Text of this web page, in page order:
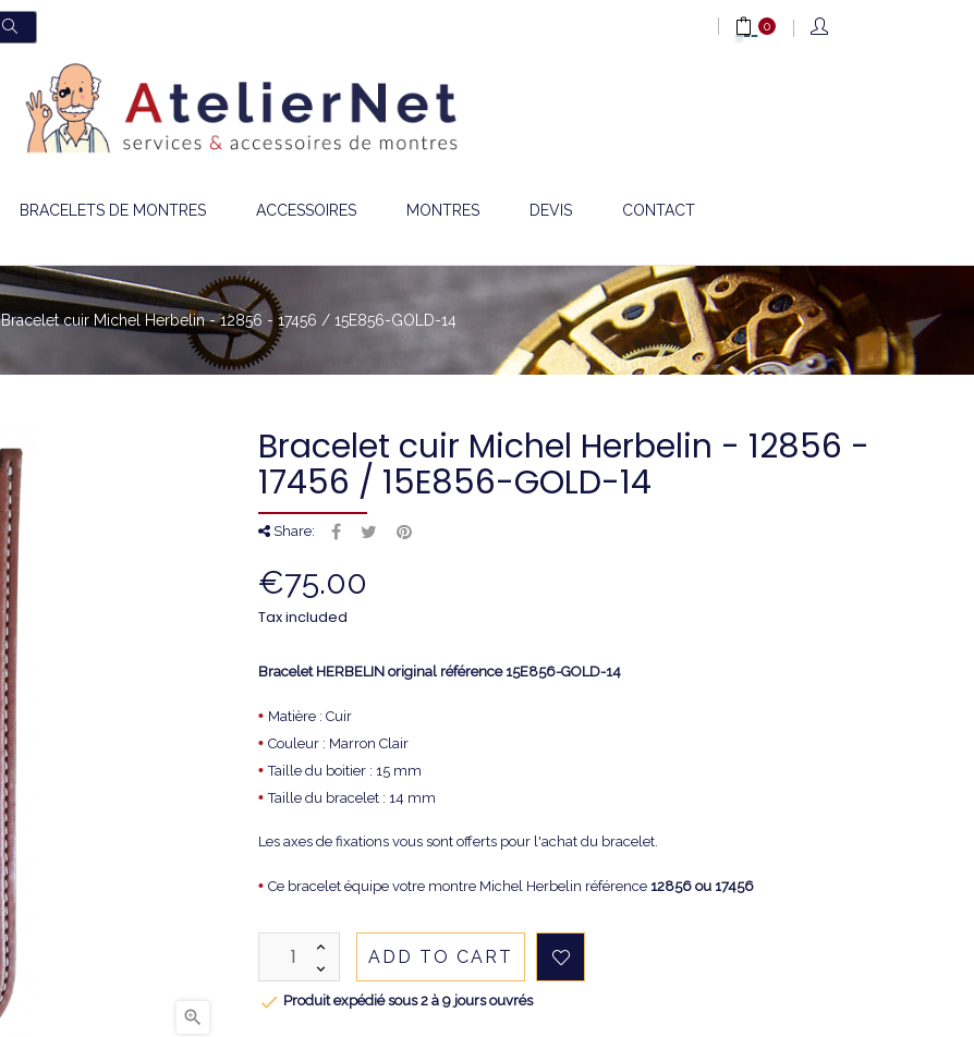
0
BRACELETS DE MONTRES ACCESSOIRES MONTRES DEVIS CONTACT
Bracelet cuir Michel Herbelin - 12856 - 17456 / 15E856-GOLD-14

Bracelet cuir Michel Herbelin - 12856 -
17456 / 15E856-GOLD-14
Share:
€75.00
Tax included
Bracelet HERBELIN original référence 15E856-GOLD-14
• Matière : Cuir
• Couleur : Marron Clair
•Taille du boitier : 15 mm
•Taille du bracelet : 14 mm
Les axes de fixations vous sont offerts pour l'achat du bracelet.
• Ce bracelet équipe votre montre Michel Herbelin référence 12856 ou 17456
ADD TO CART
 Produit expédié sous 2 à 9 jours ouvrés